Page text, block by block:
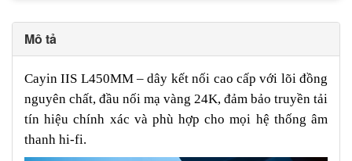
Mô tả
Cayin IIS L450MM – dây kết nối cao cấp với lõi đồng
nguyên chất, đầu nối mạ vàng 24K, đảm bảo truyền tải
tín hiệu chính xác và phù hợp cho mọi hệ thống âm
thanh hi-fi.